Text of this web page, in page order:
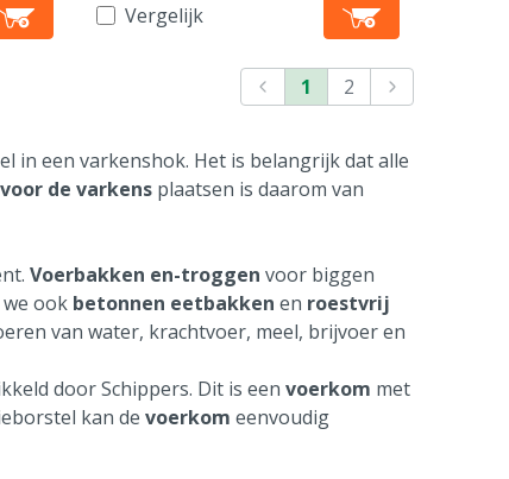
Vergelijk
1
2
in een varkenshok. Het is belangrijk dat alle
de varkens plaatsen is daarom van
Voerbakken en-troggen voor biggen
ook betonnen eetbakken en roestvrij
van water, krachtvoer, meel, brijvoer en
door Schippers. Dit is een voerkom met
kan de voerkom eenvoudig